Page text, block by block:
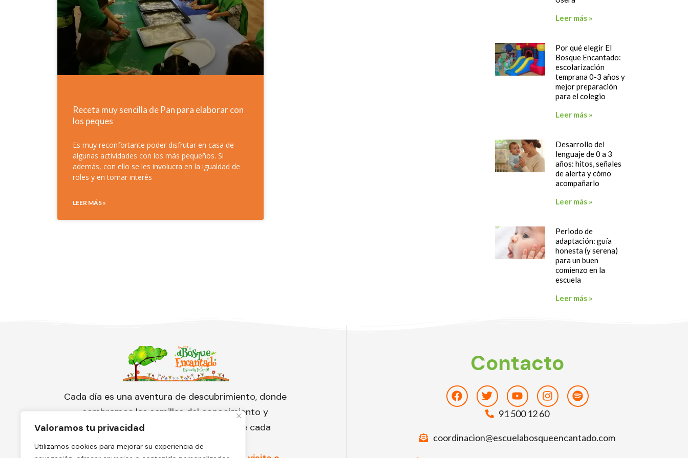
Valoramos tu privacidad
Utilizamos cookies para mejorar su experiencia de
Receta muy sencilla de Pan para elaborar con
los peques
Es muy reconfortante poder disfrutar en casa de
algunas actividades con los más pequeños. Si
además, con ello se les involucra en la igualdad de
roles y en tomar interés
LEER MÁS »
Leer más »
Por qué elegir El
Bosque Encantado:
escolarización
temprana 0-3 años y
mejor preparación
para el colegio
Leer más »
Desarrollo del
lenguaje de 0 a 3
años: hitos, señales
de alerta y cómo
acompañarlo
Leer más »
Periodo de
adaptación: guía
honesta (y serena)
para un buen
comienzo en la
escuela
Leer más »
Cada día es una aventura de descubrimiento, donde
sembramos las semillas del conocimiento y
cuidamos con amor el florecimiento de cada
pequeño corazón.
Contacto
FacebookTwitterYoutubeInstagramSpotify
91 500 12 60
coordinacion@escuelabosqueencantado.com